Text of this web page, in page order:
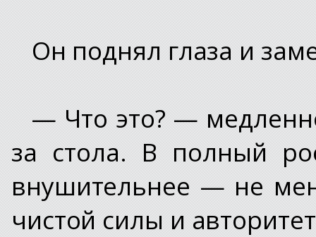
Он поднял глаза и
— Что это? —
за стола. В полный
внушительнее — не
чистой силы и